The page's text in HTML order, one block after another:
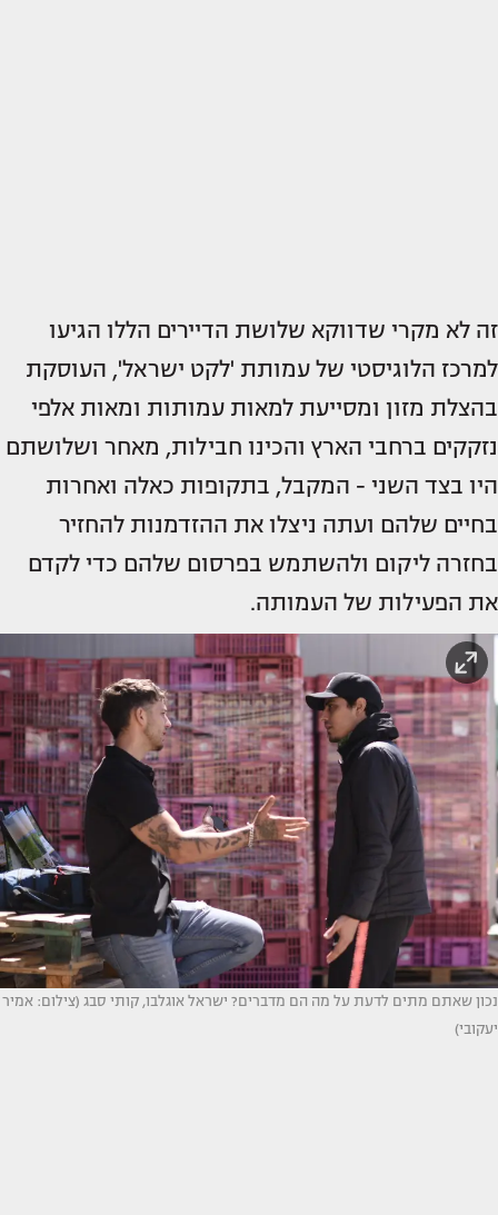
זה לא מקרי שדווקא שלושת הדיירים הללו הגיעו
למרכז הלוגיסטי של עמותת 'לקט ישראל', העוסקת
בהצלת מזון ומסייעת למאות עמותות ומאות אלפי
נזקקים ברחבי הארץ והכינו חבילות, מאחר ושלושתם
היו בצד השני - המקבל, בתקופות כאלה ואחרות
בחיים שלהם ועתה ניצלו את ההזדמנות להחזיר
בחזרה ליקום ולהשתמש בפרסום שלהם כדי לקדם
את הפעילות של העמותה.
נכון שאתם מתים לדעת על מה הם מדברים? ישראל אוגלבו, קותי סבג (צילום: אמיר
יעקובי)